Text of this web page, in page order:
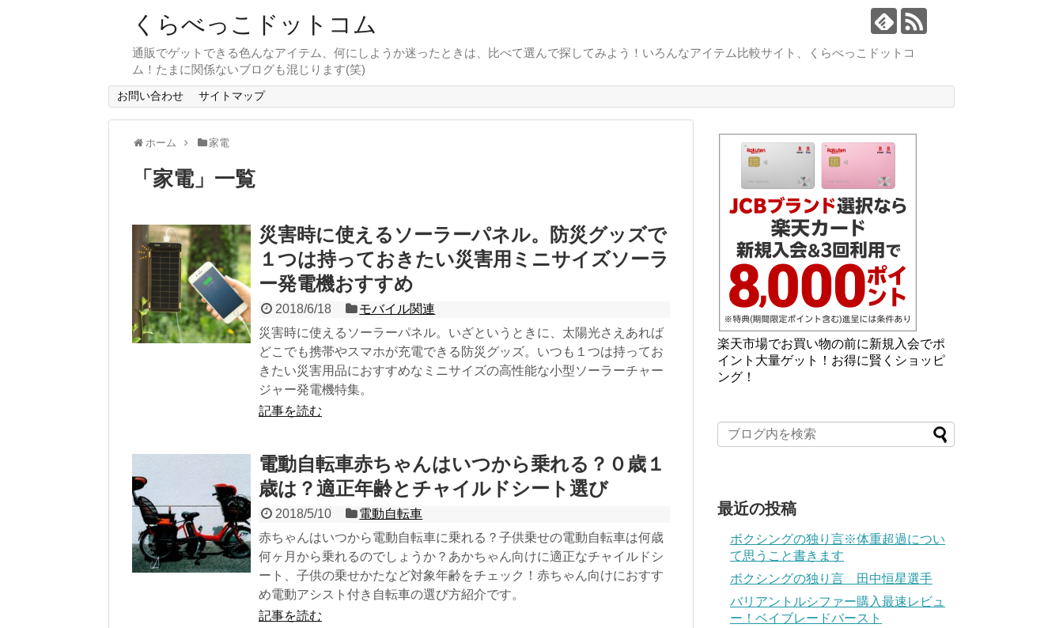
くらべっこドットコム
通販でゲットできる色んなアイテム、何にしようか迷ったときは、比べて選んで探してみよう！いろんなアイテム比較サイト、くらべっこドットコ
ム！たまに関係ないブログも混じります(笑)
お問い合わせ サイトマップ
ホーム 家電
「 家電」 一覧
災害時に使えるソーラーパネル。防災グッズで
１つは持っておきたい災害用ミニサイズソーラ
ー発電機おすすめ
2018/6/18
モバイル関連
災害時に使えるソーラーパネル。いざというときに、太陽光さえあれば
どこでも携帯やスマホが充電できる防災グッズ。いつも１つは持ってお
きたい災害用品におすすめなミニサイズの高性能な小型ソーラーチャー
ジャー発電機特集。
記事を読む
電動自転車赤ちゃんはいつから乗れる？０歳１
歳は？適正年齢とチャイルドシート選び
2018/5/10
電動自転車
赤ちゃんはいつから電動自転車に乗れる？子供乗せの電動自転車は何歳
何ヶ月から乗れるのでしょうか？あかちゃん向けに適正なチャイルドシ
ート、子供の乗せかたなど対象年齢をチェック！赤ちゃん向けにおすす
め電動アシスト付き自転車の選び方紹介です。
記事を読む
楽天市場でお買い物の前に新規入会でポ
イント大量ゲット！お得に賢くショッピ
ング！
最近の投稿
ボクシングの独り言※体重超過につい
て思うこと書きます
ボクシングの独り言 田中恒星選手
バリアントルシファー購入最速レビュ
ー！ベイブレードバースト